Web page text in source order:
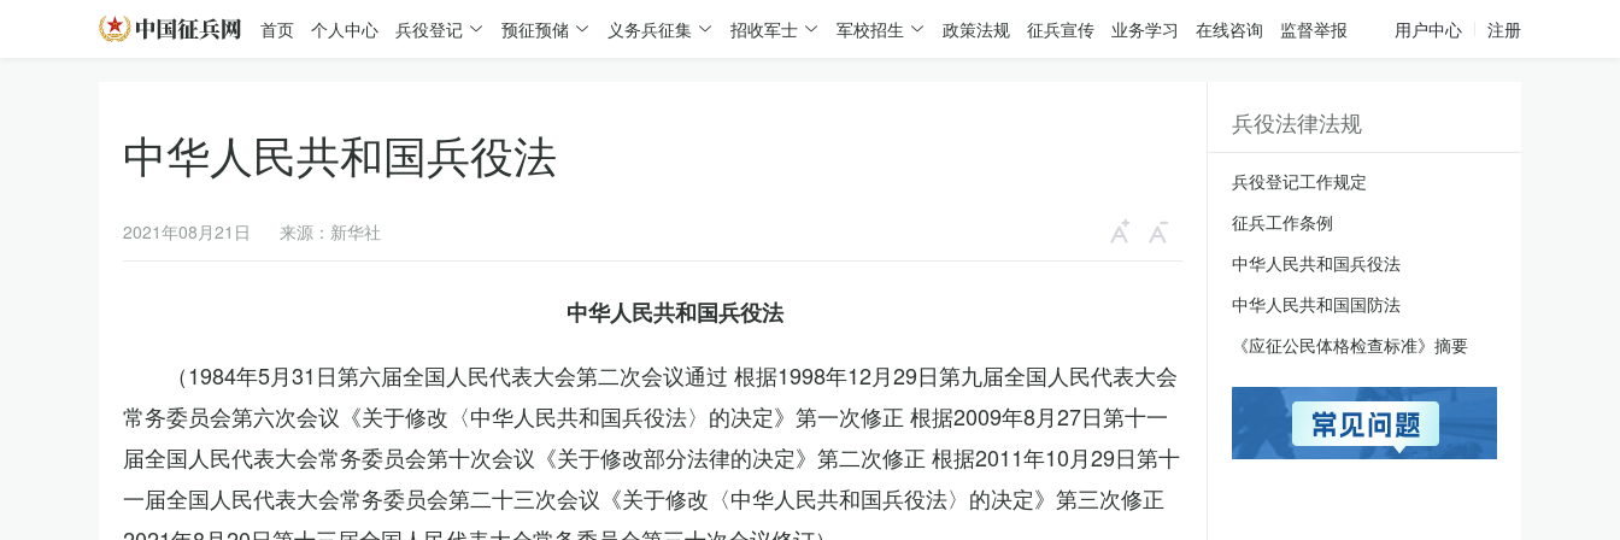
首页 个人中心 兵役登记 预征预储 义务兵征集 招收军士 军校招生 政策法规 征兵宣传 业务学习 在线咨询 监督举报 用户中心 注册
中华人民共和国兵役法
2021年08月21日 来源：新华社
中华人民共和国兵役法
（1984年5月31日第六届全国人民代表大会第二次会议通过 根据1998年12月29日第九届全国人民代表大会
常务委员会第六次会议《关于修改〈中华人民共和国兵役法〉的决定》第一次修正 根据2009年8月27日第十一
届全国人民代表大会常务委员会第十次会议《关于修改部分法律的决定》第二次修正 根据2011年10月29日第十
一届全国人民代表大会常务委员会第二十三次会议《关于修改〈中华人民共和国兵役法〉的决定》第三次修正
兵役法律法规
兵役登记工作规定
征兵工作条例
中华人民共和国兵役法
中华人民共和国国防法
《应征公民体格检查标准》摘要